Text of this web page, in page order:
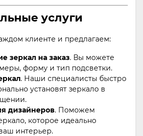
услуги
клиенте и предлагаем:
зеркал на заказ. Вы можете
форму и тип подсветки.
. Наши специалисты быстро
установят зеркало в
дизайнеров. Поможем
которое идеально
интерьер.